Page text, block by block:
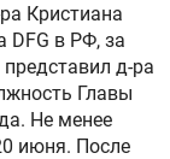
Кристиана
DFG в РФ, за
д-ра
Главы
Не менее
июня. После